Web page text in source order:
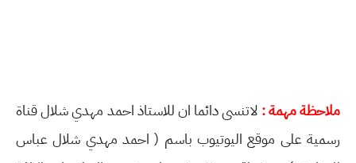
ملاحظة مهمة : لاتنسى دائما ان للاستاذ احمد مهدي شلال قناة
رسمية على موقع اليوتيوب باسم ( احمد مهدي شلال عباس